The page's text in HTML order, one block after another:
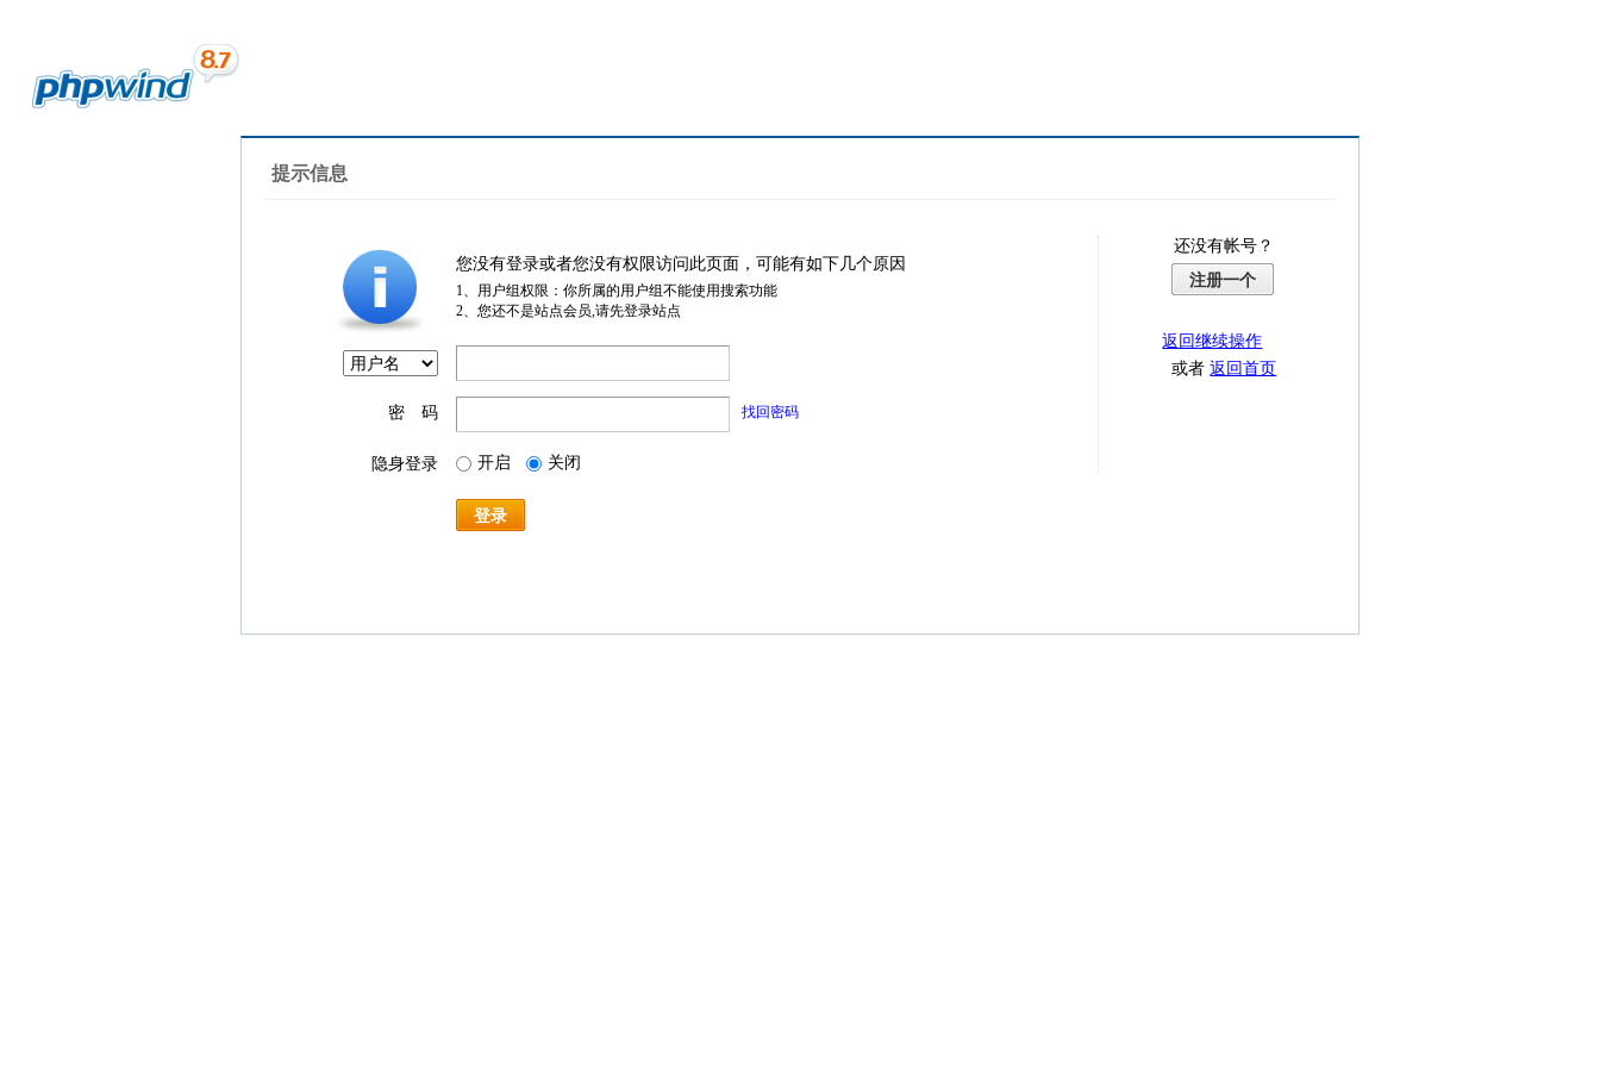
提示信息
您没有登录或者您没有权限访问此页面，可能有如下几个原因
1、用户组权限：你所属的用户组不能使用搜索功能
2、您还不是站点会员,请先登录站点
密 码 找回密码
隐身登录 开启 关闭
登录
还没有帐号？
注册一个
返回继续操作
或者返回首页